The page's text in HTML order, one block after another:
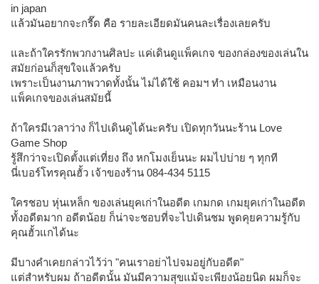
in japan
แล้วมันอยากจะกรี๊ด คือ รายละเอียดมันคนละเรื่องเลยครับ
และถ้าใครรักพวกงานศิลปะ แค่เดินดูแพ็คเกจ ของกล่องของเล่นใน
สมัยก่อนก็สุขใจแล้วครับ
เพราะเป็นงานภาพวาดทั้งนั้น ไม่ได้ใช้ คอมฯ ทำ เหมือนงาน
แพ็คเกจของเล่นสมัยนี้
ถ้าใครมีเวลาว่าง ก็ไปเดินดูได้นะครับ เปิดทุกวันนะร้าน Love
Game Shop
รู้สึกว่าจะเปิดตั้งแต่เที่ยง ถึง หกโมงเย็นนะ ผมไปบ่าย ๆ ทุกที
นี่เบอร์โทรคุณฮั้ว เจ้าของร้าน 084-434 5115
ใครชอบ หุ่นเหล็ก ของเล่นยุคเก่าในอดีต เกมกด เกมยุคเก่าในอดีต
ทั้งอดีตมาก อดีตน้อย ก็น่าจะชอบที่จะไปเดินชม พูดคุยความรู้กับ
คุณฮั้วแกได้นะ
มีบางคำเคยกล่าวไว้ว่า "คนเราอย่าไปจมอยู่กับอดีต"
แต่สำหรับผม ถ้าอดีตนั้น มันมีความสุขแม้จะเพียงน้อยนิด ผมก็จะ